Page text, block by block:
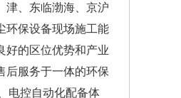
、东临渤海、京沪
环保设备现场施工能
好的区位优势和产业
后服务于一体的环保
电控自动化配备体